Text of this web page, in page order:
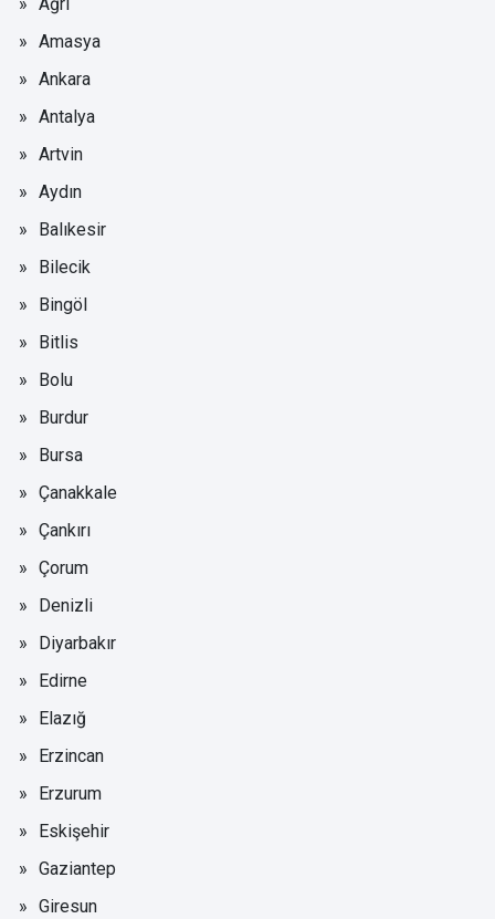
Amasya
Ankara
Antalya
Artvin
Aydın
Balıkesir
Bilecik
Bingöl
Bitlis
Bolu
Burdur
Bursa
Çanakkale
Çankırı
Çorum
Denizli
Diyarbakır
Edirne
Elazığ
Erzincan
Erzurum
Eskişehir
Gaziantep
Giresun